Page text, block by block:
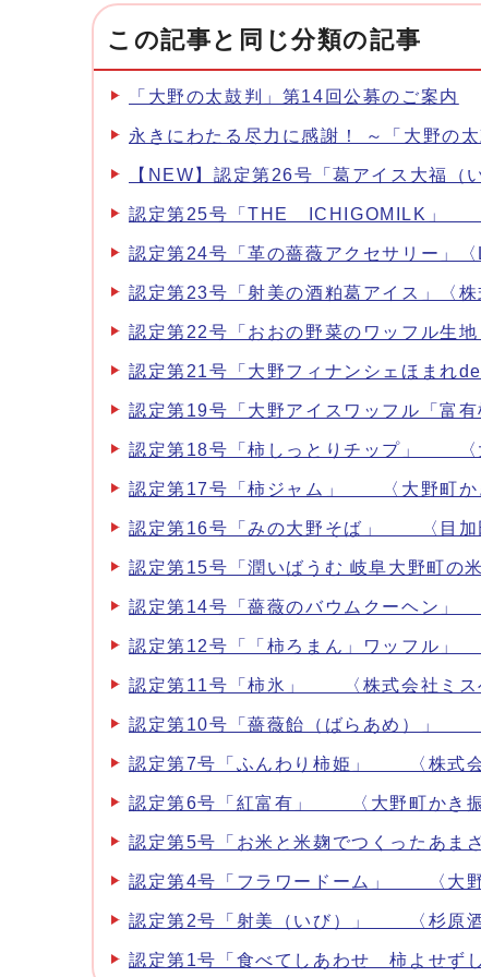
この記事と同じ分類の記事
「大野の太鼓判」第14回公募のご案内
永きにわたる尽力に感謝！ ～「大野の
【NEW】認定第26号「葛アイス大福（
認定第25号「THE ICHIGOMILK」
認定第24号「革の薔薇アクセサリー」
認定第23号「射美の酒粕葛アイス」〈株
認定第22号「おおの野菜のワッフル生
認定第21号「大野フィナンシェほまれ
認定第19号「大野アイスワッフル「富
認定第18号「柿しっとりチップ」 〈
認定第17号「柿ジャム」 〈大野町か
認定第16号「みの大野そば」 〈目加
認定第15号「潤いばうむ 岐阜大野町
認定第14号「薔薇のバウムクーヘン」
認定第12号「「柿ろまん」ワッフル」
認定第11号「柿氷」 〈株式会社ミス
認定第10号「薔薇飴（ばらあめ）
認定第7号「ふんわり柿姫」 〈株式会
認定第6号「紅富有」 〈大野町かき振
認定第5号「お米と米麹でつくったあ
認定第4号「フラワードーム」 〈大野
認定第2号「射美（いび）」 〈杉原酒
認定第1号「食べてしあわせ 柿よせ